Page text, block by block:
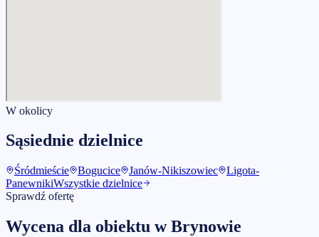
W okolicy
Sąsiednie dzielnice
Śródmieście Bogucice Janów-Nikiszowiec
Ligota-
PanewnikiWszystkie dzielnice
Sprawdź ofertę
Wycena dla obiektu w Brynowie